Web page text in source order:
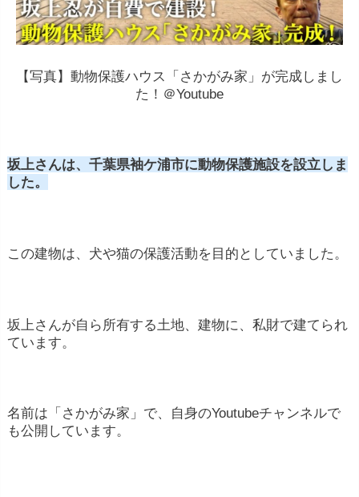
【写真】動物保護ハウス「さかがみ家」が完成しまし
た！＠Youtube
坂上さんは、千葉県袖ケ浦市に動物保護施設を設立しま
した。
この建物は、犬や猫の保護活動を目的としていました。
坂上さんが自ら所有する土地、建物に、私財で建てられ
ています。
名前は「さかがみ家」で、自身のYoutubeチャンネルで
も公開しています。